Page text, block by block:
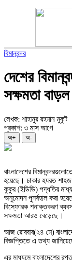
বিমানবন্দর
দেশের
সক্ষমতা বাড়ল
লেখক: শাহানুর রহমান মুকুট
প্রকাশ: ৩ মাস আগে
অ+ অ-
বাংলাদেশের
হয়েছে। ঢাকারহযরত
কুকুর (ইডিডি) পদ্ধতির
অনুমোদন পুনর্বহাল করা
বিস্ফোরক শনাক্তকরণ
সক্ষমতা আরও বেড়েছে।
আজ রোববার(২৪ মে)
বিজ্ঞপ্তিতে এ তথ্য
এর মাধ্যমে বাংলাদেশের